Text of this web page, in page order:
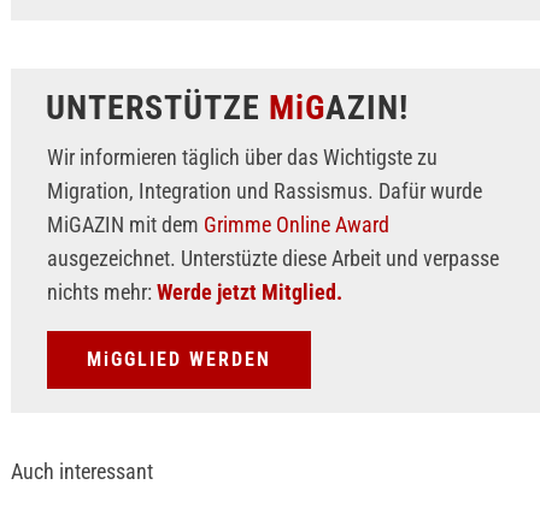
UNTERSTÜTZE MiGAZIN!
Wir informieren täglich über das Wichtigste zu
Migration, Integration und Rassismus. Dafür wurde
MiGAZIN mit dem Grimme Online Award
ausgezeichnet. Unterstüzte diese Arbeit und verpasse
nichts mehr: Werde jetzt Mitglied.
MiGGLIED WERDEN
Auch interessant